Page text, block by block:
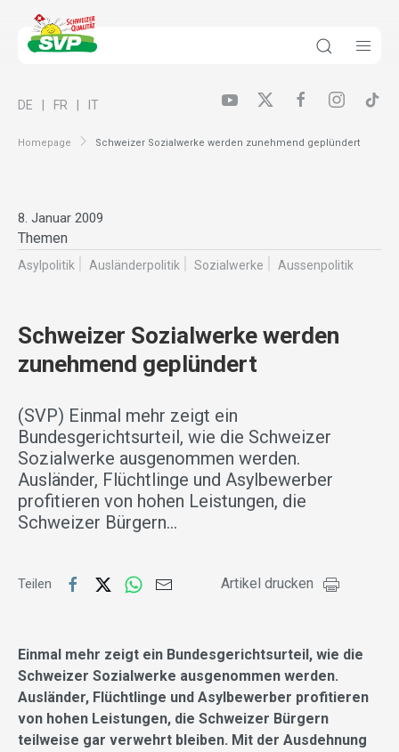
Homepage Schweizer Sozialwerke werden zunehmend geplündert
DE FR IT
8. Januar 2009
Themen
Asylpolitik Ausländer­politik Sozialwerke Aussenpolitik
Schweizer Sozialwerke werden
zunehmend geplündert
(SVP) Einmal mehr zeigt ein
Bundesgerichtsurteil, wie die Schweizer
Sozialwerke ausgenommen werden.
Ausländer, Flüchtlinge und Asylbewerber
profitieren von hohen Leistungen, die
Schweizer Bürgern…
Teilen Artikel drucken
Einmal mehr zeigt ein Bundesgerichtsurteil, wie die
Schweizer Sozialwerke ausgenommen werden.
Ausländer, Flüchtlinge und Asylbewerber profitieren
von hohen Leistungen, die Schweizer Bürgern
teilweise gar verwehrt bleiben. Mit der Ausdehnung